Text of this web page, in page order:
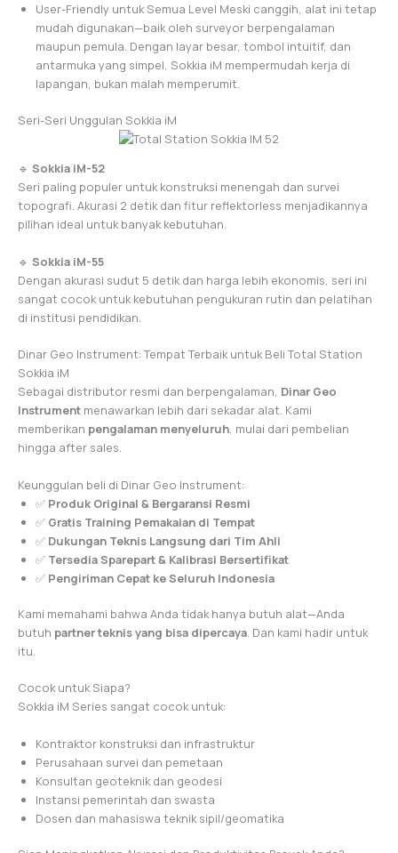
User-Friendly untuk Semua Level Meski canggih, alat ini tetap
mudah digunakan—baik oleh surveyor berpengalaman
maupun pemula. Dengan layar besar, tombol intuitif, dan
antarmuka yang simpel, Sokkia iM mempermudah kerja di
lapangan, bukan malah memperumit.
Seri-Seri Unggulan Sokkia iM
🔹 Sokkia iM-52
Seri paling populer untuk konstruksi menengah dan survei
topografi. Akurasi 2 detik dan fitur reflektorless menjadikannya
pilihan ideal untuk banyak kebutuhan.
🔹 Sokkia iM-55
Dengan akurasi sudut 5 detik dan harga lebih ekonomis, seri ini
sangat cocok untuk kebutuhan pengukuran rutin dan pelatihan
di institusi pendidikan.
Dinar Geo Instrument: Tempat Terbaik untuk Beli Total Station
Sokkia iM
Sebagai distributor resmi dan berpengalaman, Dinar Geo
Instrument menawarkan lebih dari sekadar alat. Kami
memberikan pengalaman menyeluruh, mulai dari pembelian
hingga after sales.
Keunggulan beli di Dinar Geo Instrument:
✅ Produk Original & Bergaransi Resmi
✅ Gratis Training Pemakaian di Tempat
✅ Dukungan Teknis Langsung dari Tim Ahli
✅ Tersedia Sparepart & Kalibrasi Bersertifikat
✅ Pengiriman Cepat ke Seluruh Indonesia
Kami memahami bahwa Anda tidak hanya butuh alat—Anda
butuh partner teknis yang bisa dipercaya. Dan kami hadir untuk
itu.
Cocok untuk Siapa?
Sokkia iM Series sangat cocok untuk:
Kontraktor konstruksi dan infrastruktur
Perusahaan survei dan pemetaan
Konsultan geoteknik dan geodesi
Instansi pemerintah dan swasta
Dosen dan mahasiswa teknik sipil/geomatika